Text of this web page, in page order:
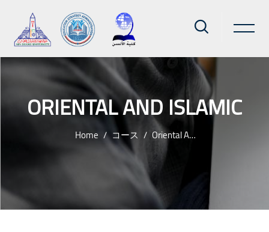
ORIENTAL AND ISLAMIC
Home コース Oriental And Islamic